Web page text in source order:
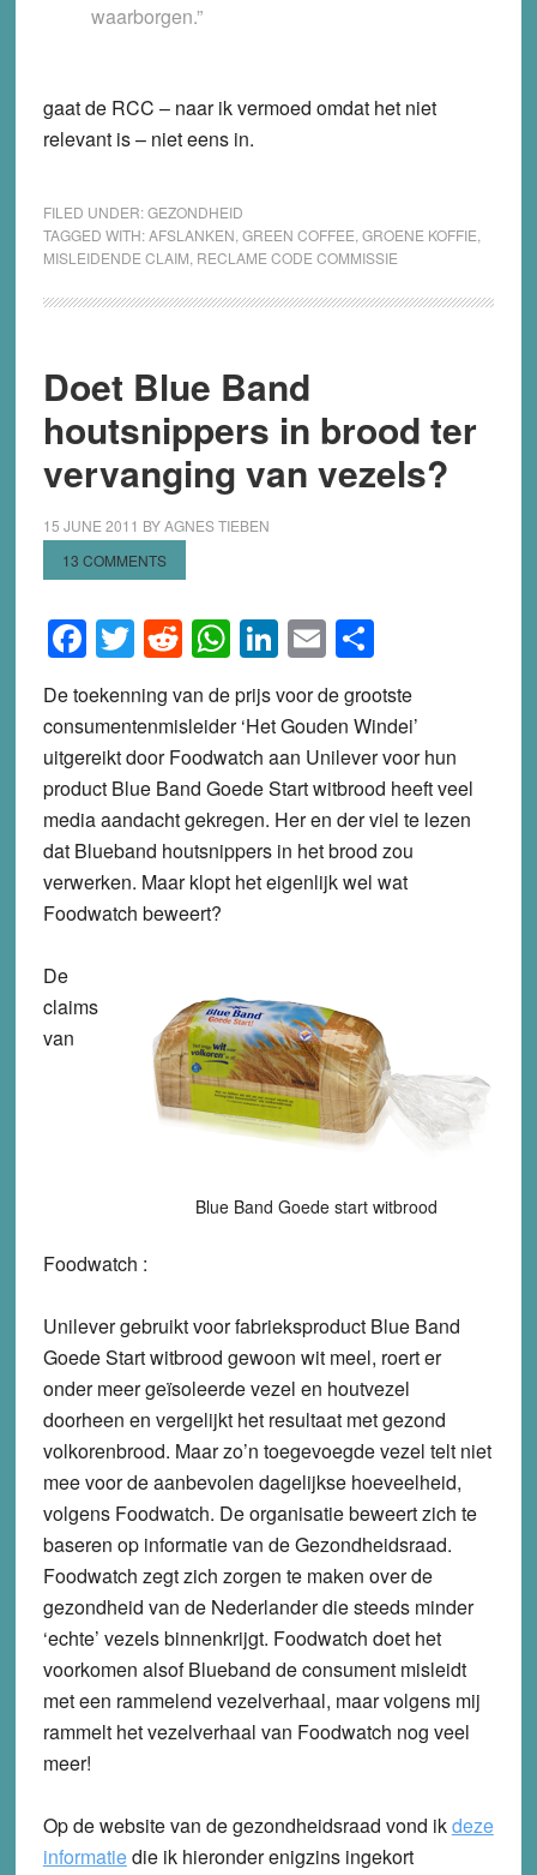
waarborgen.”
gaat de RCC – naar ik vermoed omdat het niet
relevant is – niet eens in.
FILED UNDER:GEZONDHEID
TAGGED WITH:AFSLANKEN GREEN COFFEE GROENE KOFFIE
MISLEIDENDE CLAIM RECLAME CODE COMMISSIE
Doet Blue Band
houtsnippers in brood ter
vervanging van vezels?
15 JUNE 2011 BYAGNES TIEBEN
13 COMMENTS
Facebook
Twitter
Reddit
WhatsApp
LinkedIn
EmailShare
De toekenning van de prijs voor de grootste
consumentenmisleider ‘Het Gouden Windei’
uitgereikt door Foodwatch aan Unilever voor hun
product Blue Band Goede Start witbrood heeft veel
media aandacht gekregen. Her en der viel te lezen
dat Blueband houtsnippers in het brood zou
verwerken. Maar klopt het eigenlijk wel wat
Foodwatch beweert?
Blue Band Goede start witbrood
De
claims
van
Foodwatch :
Unilever gebruikt voor fabrieksproduct Blue Band
Goede Start witbrood gewoon wit meel, roert er
onder meer geïsoleerde vezel en houtvezel
doorheen en vergelijkt het resultaat met gezond
volkorenbrood. Maar zo’n toegevoegde vezel telt niet
mee voor de aanbevolen dagelijkse hoeveelheid,
volgens Foodwatch. De organisatie beweert zich te
baseren op informatie van de Gezondheidsraad.
Foodwatch zegt zich zorgen te maken over de
gezondheid van de Nederlander die steeds minder
‘echte’ vezels binnenkrijgt. Foodwatch doet het
voorkomen alsof Blueband de consument misleidt
met een rammelend vezelverhaal, maar volgens mij
rammelt het vezelverhaal van Foodwatch nog veel
meer!
Op de website van de gezondheidsraad vond ikdeze
informatiedie ik hieronder enigzins ingekort